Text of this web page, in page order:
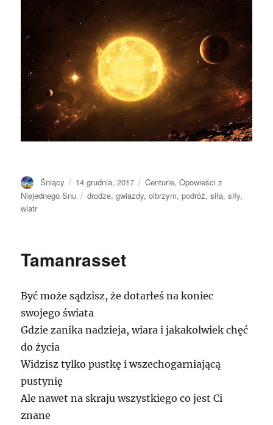
Autor
Śniący Opublikowano
14 grudnia, 2017 Kategorie
Centurie,Opowieści z
Niejednego Snu
Tagi
drodze,gwiazdy,olbrzym,podróż,siła,siły,
wiatr
Tamanrasset
Być może sądzisz, że dotarłeś na koniec
swojego świata
Gdzie zanika nadzieja, wiara i jakakolwiek chęć
do życia
Widzisz tylko pustkę i wszechogarniającą
pustynię
Ale nawet na skraju wszystkiego co jest Ci
znane